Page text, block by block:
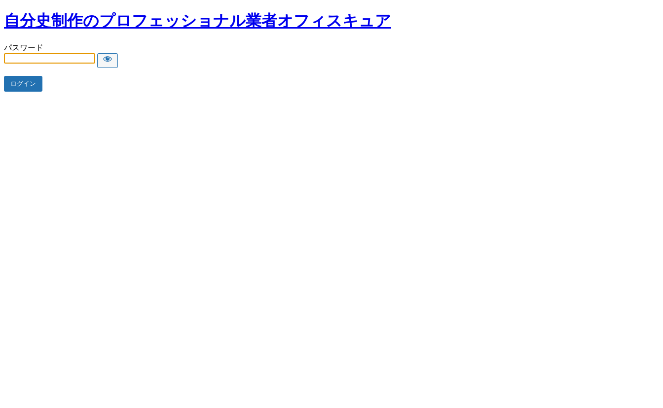
自分史制作のプロフェッショナル業者オフィスキュア
パスワード